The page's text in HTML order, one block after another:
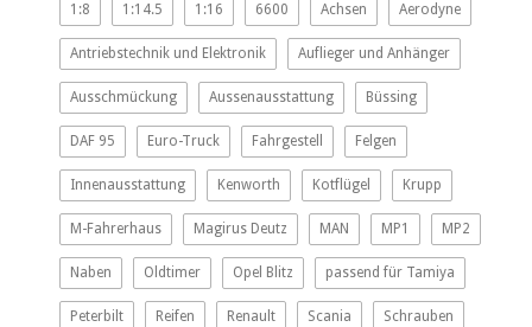
1:8 1:14.5 1:16 6600 Achsen Aerodyne
Antriebstechnik und Elektronik Auflieger und Anhänger
Ausschmückung Aussenausstattung Büssing
DAF 95 Euro-Truck Fahrgestell Felgen
Innenausstattung Kenworth Kotflügel Krupp
M-Fahrerhaus Magirus Deutz MAN MP1 MP2
Naben Oldtimer Opel Blitz passend für Tamiya
Peterbilt Reifen Renault Scania Schrauben